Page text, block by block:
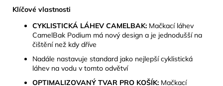
Klíčové vlastnosti
CYKLISTICKÁ LÁHEV CAMELBAK: Mačkací láhev
CamelBak Podium má nový design a je jednodušší na
čištění než kdy dříve
Nadále nastavuje standard jako nejlepší cyklistická
láhev na vodu v tomto odvětví
OPTIMALIZOVANÝ TVAR PRO KOŠÍK: Mačkací